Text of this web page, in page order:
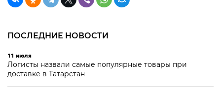
ПОСЛЕДНИЕ НОВОСТИ
11 июля
Логисты назвали самые популярные товары при
доставке в Татарстан